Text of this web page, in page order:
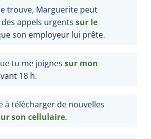
trouve, Marguerite peut
appels urgents sur le
son employeur lui prête.
tu me joignes sur mon
18 h.
à télécharger de nouvelles
son cellulaire.